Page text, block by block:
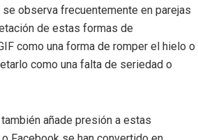
observa frecuentemente en parejas
de estas formas de
como una forma de romper el hielo o
como una falta de seriedad o
añade presión a estas